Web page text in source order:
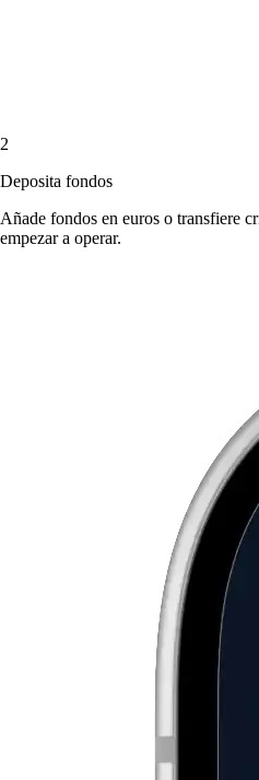
2
Deposita fondos
Añade fondos en euros o transfiere
empezar a operar.